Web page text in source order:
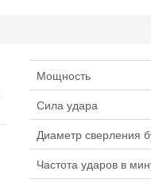
Мощность
Сила удара
Диаметр сверления
Частота ударов в